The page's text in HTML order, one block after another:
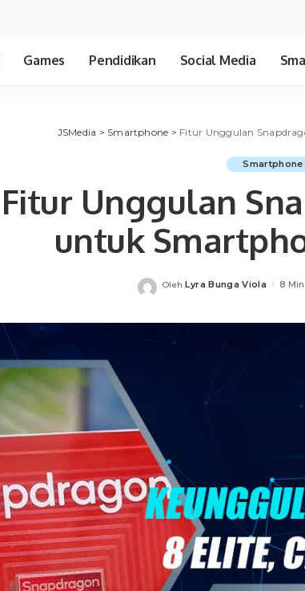
Games Pendidikan Social Media
JSMedia > Smartphone > Fitur Unggulan
Smartphone
Fitur Unggulan
untuk
Posted
Oleh Lyra Bunga Viola 8